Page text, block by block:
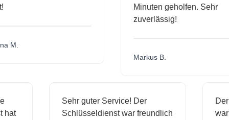
M.
Minuten geholfen. Sehr
zuverlässig!
Markus B.
hat
Sehr guter Service! Der
Schlüsseldienst war freundlich